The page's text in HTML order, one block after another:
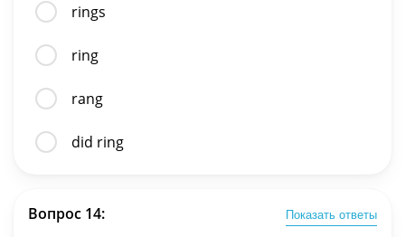
rings
ring
rang
did ring
Вопрос 14: Показать ответы